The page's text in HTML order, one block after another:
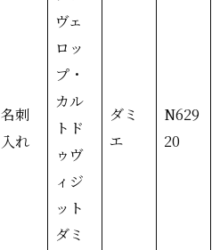
名刺
入れ
ヴェ
ロッ
プ・
カル
トド
ゥヴ
ィジ
ット
ダミ
ダミ
エ
N629
20